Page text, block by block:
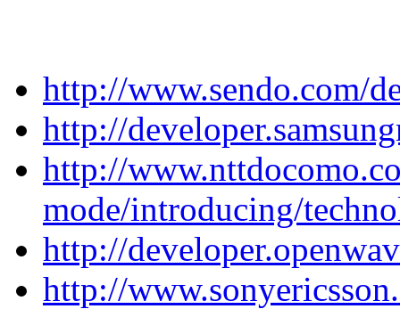
http://www.sendo.com/
http://
http://
mode/introducing/
http://
http://